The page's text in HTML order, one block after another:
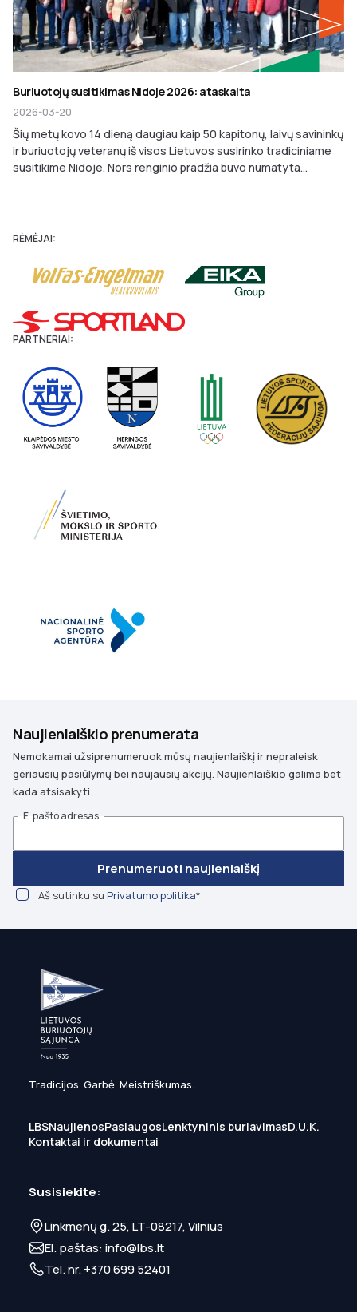
Buriuotojų susitikimas Nidoje 2026: ataskaita
2026-03-20
Šių metų kovo 14 dieną daugiau kaip 50 kapitonų, laivų savininkų
ir buriuotojų veteranų iš visos Lietuvos susirinko tradiciniame
susitikime Nidoje. Nors renginio pradžia buvo numatyta...
RĖMĖJAI:
PARTNERIAI:
Naujienlaiškio prenumerata
Nemokamai užsiprenumeruok mūsų naujienlaiškį ir nepraleisk
geriausių pasiūlymų bei naujausių akcijų. Naujienlaiškio galima bet
kada atsisakyti.
E. pašto adresas
Prenumeruoti naujienlaiškį
Aš sutinku su Privatumo politika*
Tradicijos. Garbė. Meistriškumas.
LBSNaujienosPaslaugosLenktyninis buriavimasD.U.K.
Kontaktai ir dokumentai
Susisiekite:
Linkmenų g. 25, LT-08217, Vilnius
El. paštas:info@lbs.lt
Tel. nr.+370 699 52401